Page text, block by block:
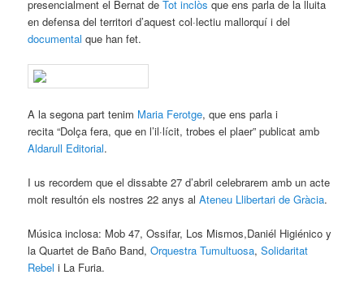
presencialment el Bernat deTot inclòs que ens parla de la lluita
en defensa del territori d’aquest col·lectiu mallorquí i del
documental que han fet.
A la segona part tenim Maria Ferotge, que ens parla i
recita “Dolça fera, que en l’il·lícit, trobes el plaer” publicat amb
Aldarull Editorial.
I us recordem que el dissabte 27 d’abril celebrarem amb un acte
molt resultón els nostres 22 anys alAteneu Llibertari de Gràcia.
Música inclosa: Mob 47, Ossifar, Los Mismos,Daniél Higiénico y
la Quartet de Baño Band,Orquestra Tumultuosa,Solidaritat
Rebel i La Furia.